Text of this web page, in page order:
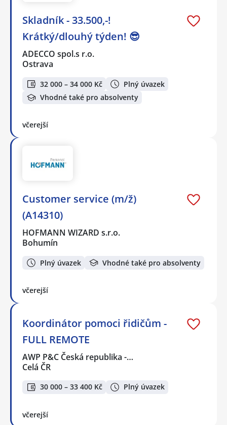
Skladník - 33.500,-!
Krátký/dlouhý týden! 😎
ADECCO spol.s r.o.
Ostrava
32 000 – 34 000 Kč
Plný úvazek
Vhodné také pro absolventy
včerejší
Customer service (m/ž)
(A14310)
HOFMANN WIZARD s.r.o.
Bohumín
Plný úvazek Vhodné také pro absolventy
včerejší
Koordinátor pomoci řidičům -
FULL REMOTE
AWP P&C Česká republika -…
Celá ČR
30 000 – 33 400 Kč Plný úvazek
včerejší